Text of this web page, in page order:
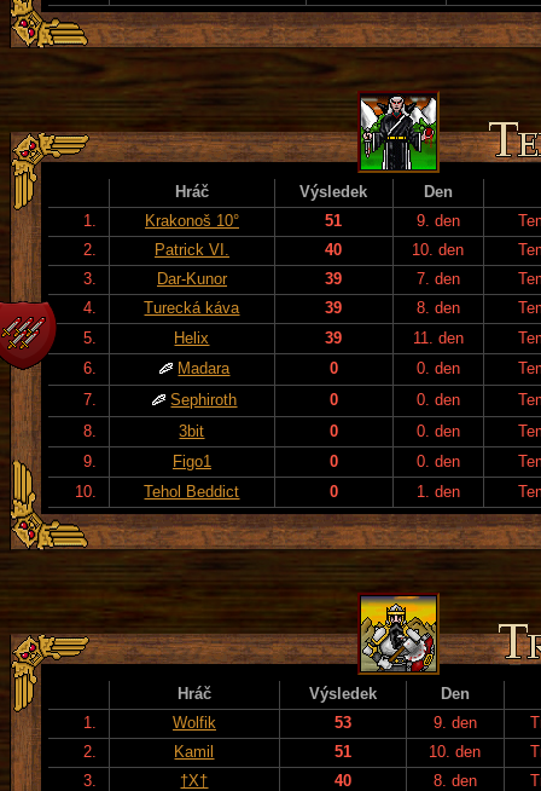
Hráč Výsledek
Den
1.
Krakonoš 10° 51 9. den
2.
Patrick VI. 40 10. den
3.
Dar-Kunor 39 7. den
4.
Turecká káva 39 8. den
5.
Helix 39 11. den
6.
Madara 0 0. den
7.
Sephiroth 0 0. den
8.
3bit 0 0. den
9.
Figo1 0 0. den
10.
Tehol Beddict 0 1. den
Hráč Výsledek
Den
1.
Wolfik 53 9. den
2.
Kamil 51 10. den
3.
†X† 40 8. den